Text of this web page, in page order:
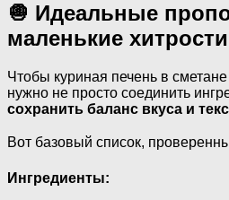
🧅 Идеальные
маленькие хитрости
Чтобы куриная печень в
нужно не просто соединить
сохранить баланс вкуса и
Вот базовый список,
Ингредиенты: